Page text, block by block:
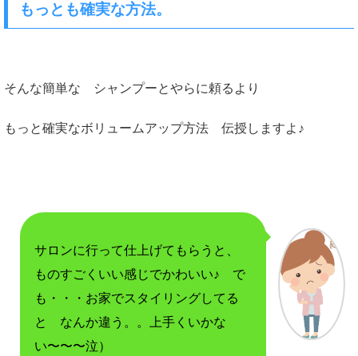
もっとも確実な方法。
そんな簡単な シャンプーとやらに頼るより
もっと確実なボリュームアップ方法 伝授しますよ♪
サロンに行って仕上げてもらうと、
ものすごくいい感じでかわいい♪ で
も・・・ お家でスタイリングしてる
と なんか違う。。
上手くいかな
い〜〜〜泣）